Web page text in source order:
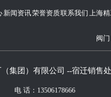
新闻资讯荣誉资质联系我们 上海
阀门
（集团）有限公司 --宿迁销售处
电 话：13506178666